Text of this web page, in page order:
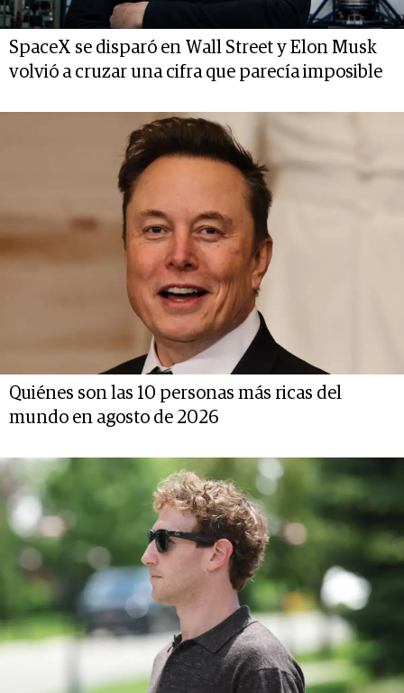
SpaceX se disparó en Wall Street y Elon Musk
volvió a cruzar una cifra que parecía imposible
Quiénes son las 10 personas más ricas del
mundo en agosto de 2026